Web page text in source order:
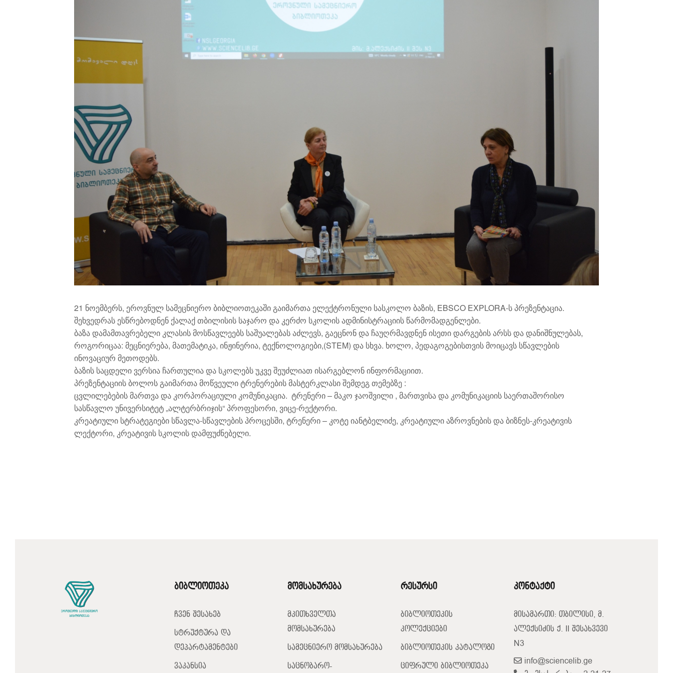
21 ნოემბერს, ეროვნულ სამეცნიერო ბიბლიოთეკაში გაიმართა ელექტრონული სასკოლო ბაზის, EBSCO EXPLORA-ს პრეზენტაცია.
შეხვედრას ესწრებოდნენ ქალაქ თბილისის საჯარო და კერძო სკოლის ადმინისტრაციის წარმომადგენლები.
ბაზა დამამთავრებელი კლასის მოსწავლეებს საშუალებას აძლევს, გაეცნონ და ჩაუღრმავდნენ ისეთი დარგების არსს და დანიშნულებას,
როგორიცაა: მეცნიერება, მათემატიკა, ინჟინერია, ტექნოლოგიები,(STEM) და სხვა. ხოლო, პედაგოგებისთვის მოიცავს სწავლების
ინოვაციურ მეთოდებს.
ბაზის საცდელი ვერსია ჩართულია და სკოლებს უკვე შეუძლიათ ისარგებლონ ინფორმაციით.
პრეზენტაციის ბოლოს გაიმართა მოწვეული ტრენერების მასტერკლასი შემდეგ თემებზე :
ცვლილებების მართვა და კორპორაციული კომუნიკაცია. ტრენერი – მაკო ჯაოშვილი , მართვისა და კომუნიკაციის საერთაშორისო
სასწავლო უნივერსიტეტ „ალტერბრიჯის“ პროფესორი, ვიცე-რექტორი.
კრეატიული სტრატეგიები სწავლა-სწავლების პროცესში, ტრენერი – კოტე იანტბელიძე, კრეატიული აზროვნების და ბიზნეს-კრეატივის
ლექტორი, კრეატივის სკოლის დამფუძნებელი.
ბიბლიოთეკა
ჩვენ შესახებ
სტრუქტურა და
დეპარტამენტები
ვაკანსია
მომსახურება
მკითხველთა
მომსახურება
სამეცნიერო მომსახურება
საცნობარო-
რესურსი
ბიბლიოთეკის
კოლექციები
ბიბლიოთეკის კატალოგი
ციფრული ბიბლიოთეკა
კონტაქტი
მისამართი: თბილისი, მ.
ალექსიძის ქ. II შესახვევი
N3
info@sciencelib.ge